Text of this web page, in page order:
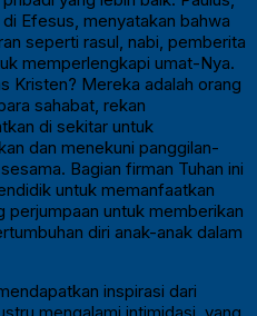
Efesus, menyatakan bahwa
seperti rasul, nabi, pemberita
memperlengkapi umat-Nya.
Kristen? Mereka adalah orang
sahabat, rekan
di sekitar untuk
dan menekuni panggilan-
Bagian firman Tuhan ini
untuk memanfaatkan
untuk memberikan
diri anak-anak dalam
inspirasi dari
mengalami intimidasi, yang